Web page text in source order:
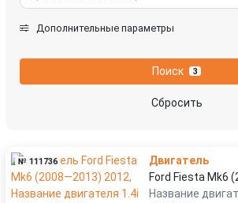
Дополнительные параметры
Поиск 3
Сбросить
№ 111736
Двигатель
Ford Fiesta Mk6
Название